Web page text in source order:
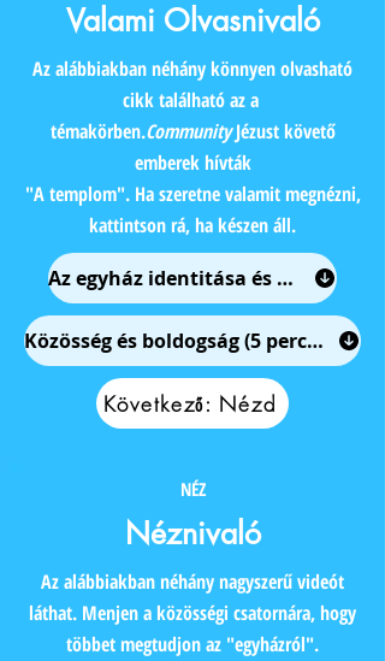
Valami Olvasnivaló
Az alábbiakban néhány könnyen olvasható
cikk található az a
témakörben.CommunityJézust követő
emberek hívták
"A templom". Ha szeretne valamit megnézni,
kattintson rá, ha készen áll.
Az egyház identitása és célja (5 perc olvasás)
Közösség és boldogság (5 perc olvasás)
Következő: Nézd
NÉZ
Néznivaló
Az alábbiakban néhány nagyszerű videót
láthat. Menjen a közösségi csatornára, hogy
többet megtudjon az "egyházról".